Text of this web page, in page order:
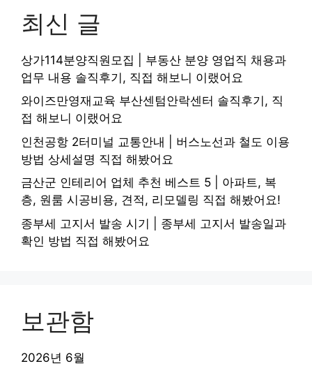
최신 글
상가114분양직원모집 | 부동산 분양 영업직 채용과
업무 내용 솔직후기, 직접 해보니 이랬어요
와이즈만영재교육 부산센텀안락센터 솔직후기, 직
접 해보니 이랬어요
인천공항 2터미널 교통안내 | 버스노선과 철도 이용
방법 상세설명 직접 해봤어요
금산군 인테리어 업체 추천 베스트 5 | 아파트, 복
층, 원룸 시공비용, 견적, 리모델링 직접 해봤어요!
종부세 고지서 발송 시기 | 종부세 고지서 발송일과
확인 방법 직접 해봤어요
보관함
2026년 6월